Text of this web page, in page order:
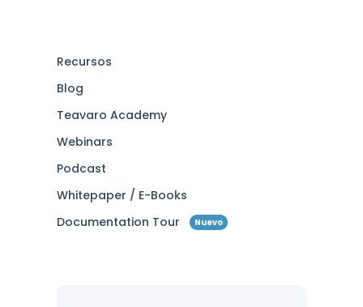
Recursos
Blog
Teavaro Academy
Webinars
Podcast
Whitepaper / E-Books
Documentation Tour
Nuevo